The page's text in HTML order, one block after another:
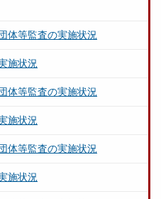
体等監査の実施状況
施状況
体等監査の実施状況
施状況
体等監査の実施状況
施状況